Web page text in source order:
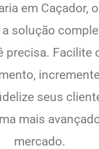
em Caçador,
a solução
precisa. Facilite
seus
mais
mercado.